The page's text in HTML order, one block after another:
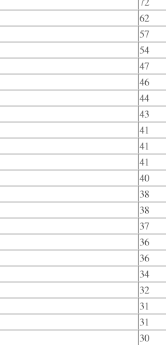
62
57
54
47
46
44
43
41
41
41
40
38
38
37
36
36
34
32
31
31
30